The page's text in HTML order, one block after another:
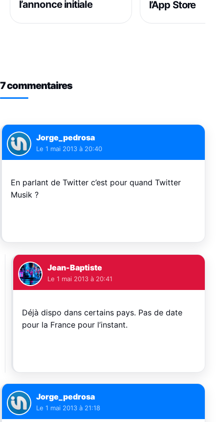
l’annonce initiale l’App Store
7 commentaires
Jorge_pedrosa
Le 1 mai 2013 à 20:40
En parlant de Twitter c’est pour quand Twitter
Musik ?
Jean-Baptiste
Le 1 mai 2013 à 20:41
Déjà dispo dans certains pays. Pas de date
pour la France pour l’instant.
Jorge_pedrosa
Le 1 mai 2013 à 21:18